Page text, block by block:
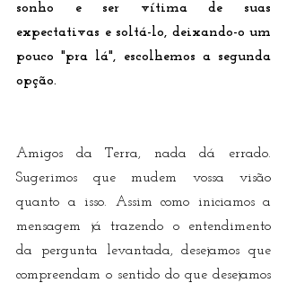
sonho e ser vítima de suas
expectativas e soltá-lo, deixando-o um
pouco "pra lá", escolhemos a segunda
opção.
Amigos da Terra, nada dá errado.
Sugerimos que mudem vossa visão
quanto a isso. Assim como iniciamos a
mensagem já trazendo o entendimento
da pergunta levantada, desejamos que
compreendam o sentido do que desejamos